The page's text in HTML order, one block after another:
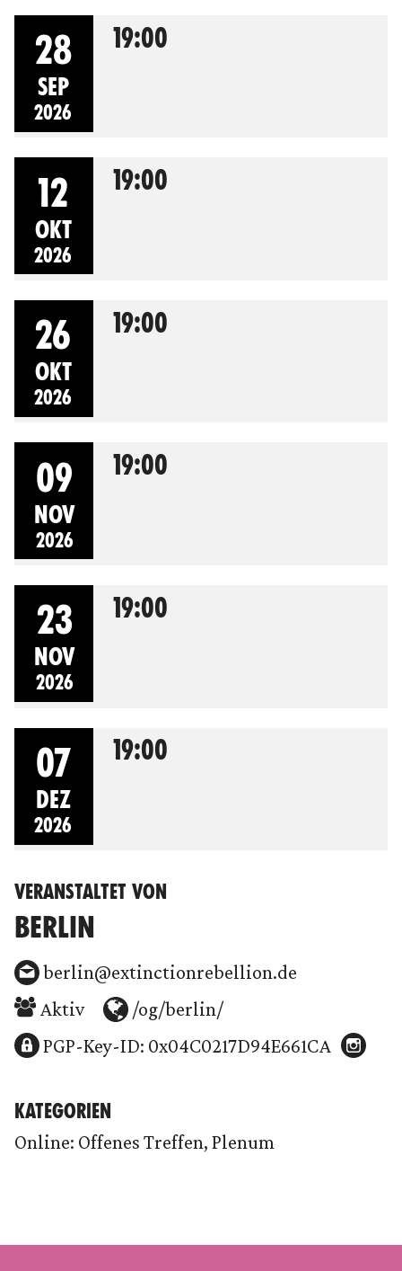
28
SEP
2026
19:00
12
OKT
2026
19:00
26
OKT
2026
19:00
09
NOV
2026
19:00
23
NOV
2026
19:00
07
DEZ
2026
19:00
VERANSTALTET VON
BERLIN
berlin@extinctionrebellion.de
Aktiv
/og/berlin/
PGP-Key-ID: 0x04C0217D94E661CA
KATEGORIEN
Online: Offenes Treffen, Plenum